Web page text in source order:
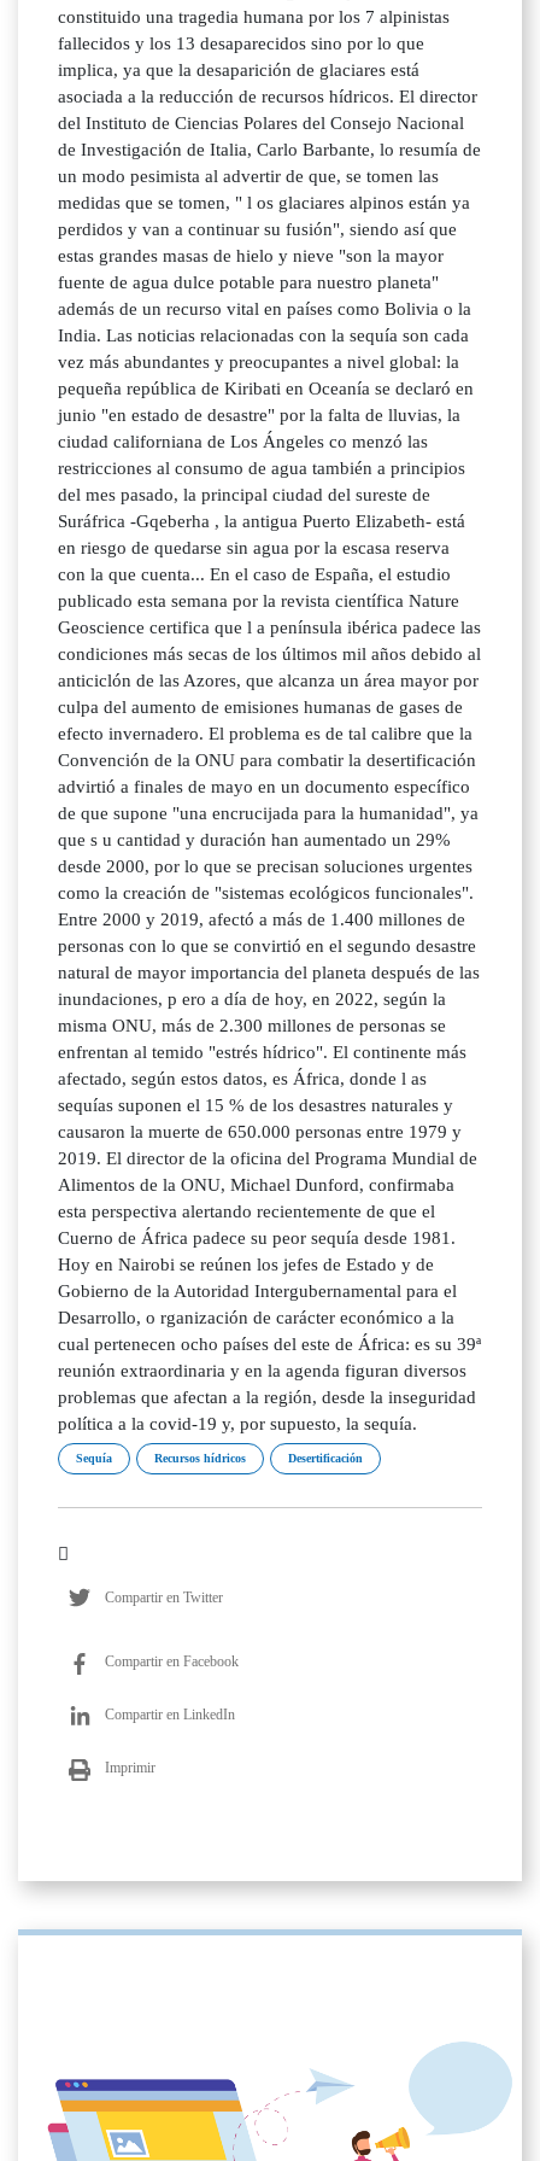
constituido una tragedia humana por los 7 alpinistas
fallecidos y los 13 desaparecidos sino por lo que
implica, ya que la desaparición de glaciares está
asociada a la reducción de recursos hídricos. El director
del Instituto de Ciencias Polares del Consejo Nacional
de Investigación de Italia, Carlo Barbante, lo resumía de
un modo pesimista al advertir de que, se tomen las
medidas que se tomen, " l os glaciares alpinos están ya
perdidos y van a continuar su fusión", siendo así que
estas grandes masas de hielo y nieve "son la mayor
fuente de agua dulce potable para nuestro planeta"
además de un recurso vital en países como Bolivia o la
India. Las noticias relacionadas con la sequía son cada
vez más abundantes y preocupantes a nivel global: la
pequeña república de Kiribati en Oceanía se declaró en
junio "en estado de desastre" por la falta de lluvias, la
ciudad californiana de Los Ángeles co menzó las
restricciones al consumo de agua también a principios
del mes pasado, la principal ciudad del sureste de
Suráfrica -Gqeberha , la antigua Puerto Elizabeth- está
en riesgo de quedarse sin agua por la escasa reserva
con la que cuenta... En el caso de España, el estudio
publicado esta semana por la revista científica Nature
Geoscience certifica que l a península ibérica padece las
condiciones más secas de los últimos mil años debido al
anticiclón de las Azores, que alcanza un área mayor por
culpa del aumento de emisiones humanas de gases de
efecto invernadero. El problema es de tal calibre que la
Convención de la ONU para combatir la desertificación
advirtió a finales de mayo en un documento específico
de que supone "una encrucijada para la humanidad", ya
que s u cantidad y duración han aumentado un 29%
desde 2000, por lo que se precisan soluciones urgentes
como la creación de "sistemas ecológicos funcionales".
Entre 2000 y 2019, afectó a más de 1.400 millones de
personas con lo que se convirtió en el segundo desastre
natural de mayor importancia del planeta después de las
inundaciones, p ero a día de hoy, en 2022, según la
misma ONU, más de 2.300 millones de personas se
enfrentan al temido "estrés hídrico". El continente más
afectado, según estos datos, es África, donde l as
sequías suponen el 15 % de los desastres naturales y
causaron la muerte de 650.000 personas entre 1979 y
2019. El director de la oficina del Programa Mundial de
Alimentos de la ONU, Michael Dunford, confirmaba
esta perspectiva alertando recientemente de que el
Cuerno de África padece su peor sequía desde 1981.
Hoy en Nairobi se reúnen los jefes de Estado y de
Gobierno de la Autoridad Intergubernamental para el
Desarrollo, o rganización de carácter económico a la
cual pertenecen ocho países del este de África: es su 39ª
reunión extraordinaria y en la agenda figuran diversos
problemas que afectan a la región, desde la inseguridad
política a la covid-19 y, por supuesto, la sequía.
Sequía Recursos hídricos Desertificación
Compartir en Twitter
Compartir en Facebook
Compartir en LinkedIn
Imprimir